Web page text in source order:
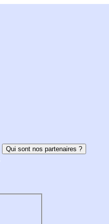
Qui sont nos partenaires ?